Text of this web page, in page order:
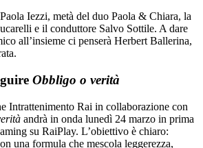
Iezzi, metà del duo Paola & Chiara, la
e il conduttore Salvo Sottile. A dare
all’insieme ci penserà Herbert Ballerina,
Obbligo o verità
Intrattenimento Rai in collaborazione con
andrà in onda lunedì 24 marzo in prima
su RaiPlay. L’obiettivo è chiaro:
una formula che mescola leggerezza,